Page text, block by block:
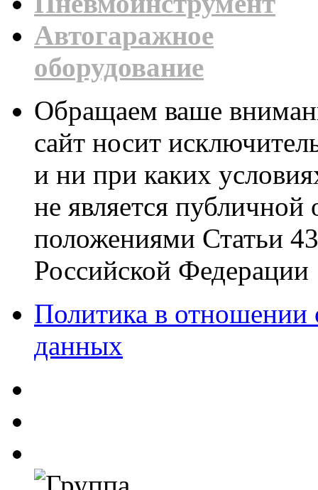
Автогаражное
оборудование
Обращаем ваше
сайт носит
и ни при каких
не является
положениями Статьи
Российской Федерации
Политика в отношении
данных